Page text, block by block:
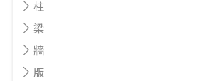
柱
梁
牆
版